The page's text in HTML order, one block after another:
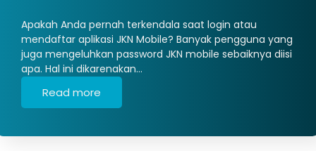
Apakah Anda pernah terkendala saat login atau
mendaftar aplikasi JKN Mobile? Banyak pengguna yang
juga mengeluhkan password JKN mobile sebaiknya diisi
apa. Hal ini dikarenakan…
Read more